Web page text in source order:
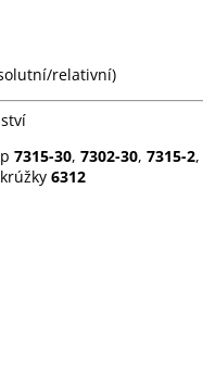
relativní)
7315-30, 7302-30, 7315-2,
6312